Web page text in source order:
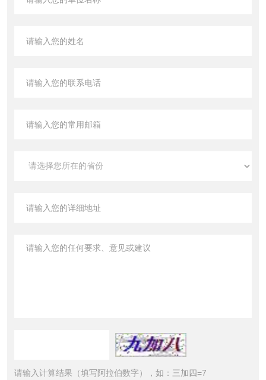
请输入计算结果（填写阿拉伯数字），如：三加四=7